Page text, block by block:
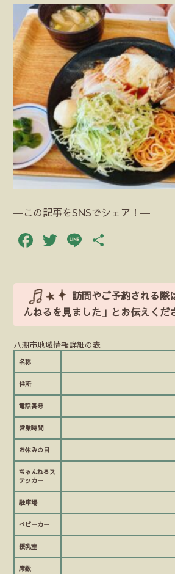
―この記事をSNSでシェア！―
Facebook
Twitter
Line
訪問やご予約される際
んねるを見ました」とお伝えくだ
八潮市地域情報詳細の表
名称
住所
電話番号
営業時間
お休みの日
ちゃんねるス
テッカー
駐車場
ベビーカー
授乳室
席数